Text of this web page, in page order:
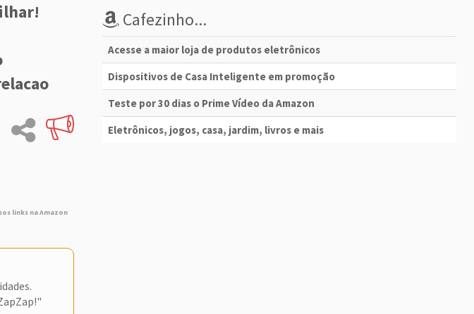
links na Amazon
Cafezinho...
Acesse a maior loja de produtos eletrônicos
Dispositivos de Casa Inteligente em promoção
Teste por 30 dias o Prime Vídeo da Amazon
Eletrônicos, jogos, casa, jardim, livros e mais